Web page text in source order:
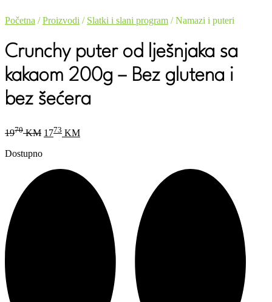
Početna /Proizvodi / Slatki i slani program / Namazi i puteri
Crunchy puter od lješnjaka sa
kakaom 200g – Bez glutena i
bez šećera
1970 KM Original
price
1773 KMCurrent
price
Dostupno